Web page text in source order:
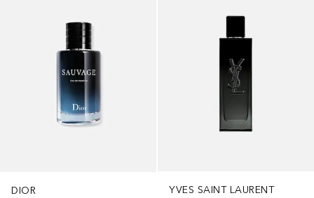
DIOR
YVES SAINT LAURENT